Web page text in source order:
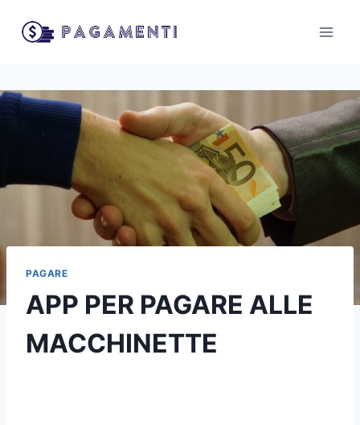
PAGARE
APP PER PAGARE ALLE
MACCHINETTE